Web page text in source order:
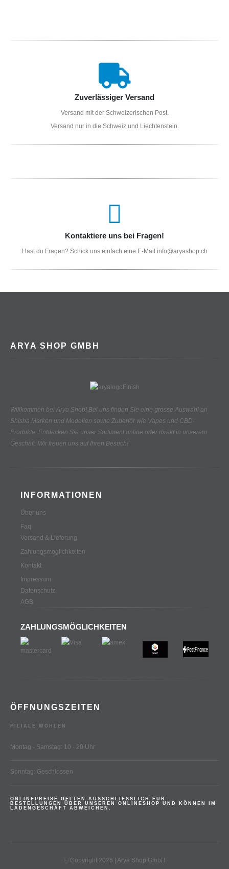
Zuverlässiger Versand
Versand mit der Schweizerischen Post.
Versand nur in die Schweiz und Liechtenstein.
Kontaktiere uns bei Fragen!
Hast du Fragen? Schick uns einfach eine E-Mail info@aryashop.ch
ARYA SHOP GMBH
Willkommen bei Arya Shop! Bei uns finden Sie eine grosse Auswahl an
Shisha Marken und Modellen sowie Zubehör wie Vapes und CBD-
Produkte. Entdecken Sie unser Sortiment online oder direkt in unserem
Geschäft. Wir freuen uns auf Ihren Besuch!
INFORMATIONEN
Über uns
Faq
Versand & Lieferung
Zahlungsmöglichkeiten
Kontakt
Impressum
Datenschutz
AGB
ZAHLUNGSMÖGLICHKEITEN
ÖFFNUNGSZEITEN
FILIALE WOHLEN
Montag - Samstag: 10 - 20 Uhr
Sonntag: Geschlossen
ONLINEPREISE GELTEN AUSSCHLIESSLICH FÜR
BESTELLUNGEN ÜBER UNSEREN ONLINESHOP UND KÖNNEN IM
LADENGESCHÄFT ABWEICHEN.
© Copyright 2026 | Arya Shop GmbH